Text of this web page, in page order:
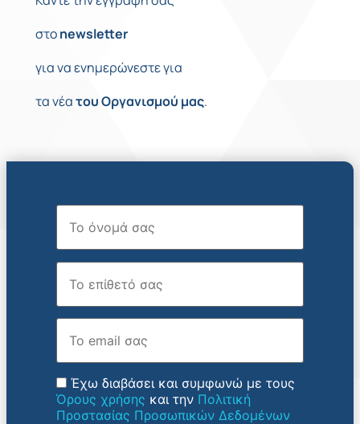
στοnewsletter
για να ενημερώνεστε για
τα νέατουΟργανισμού μας.
Όνομα
Επώνυμο
Email
Έχω διαβάσει και συμφωνώ με τους
Όρους χρήσης και την Πολιτική
Προστασίας Προσωπικών Δεδομένων